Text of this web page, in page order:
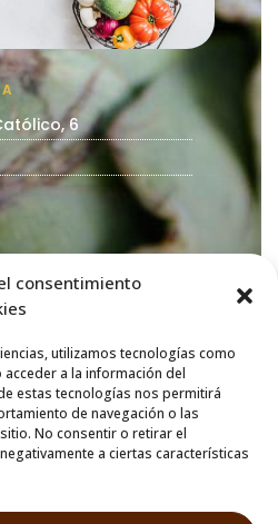
consentimiento
utilizamos tecnologías como
a la información del
estas tecnologías nos permitirá
de navegación o las
No consentir o retirar el
a ciertas características
6